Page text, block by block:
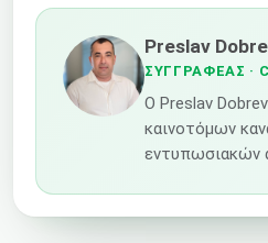
Preslav
ΣΥΓΓΡΑΦΈΑΣ ·
Ο Preslav
καινοτόμων
εντυπωσιακών